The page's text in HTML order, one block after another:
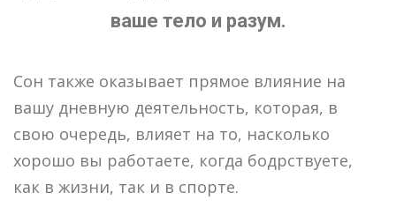
ваше тело и разум.
Сон также оказывает прямое влияние на
вашу дневную деятельность, которая, в
свою очередь, влияет на то, насколько
хорошо вы работаете, когда бодрствуете,
как в жизни, так и в спорте.